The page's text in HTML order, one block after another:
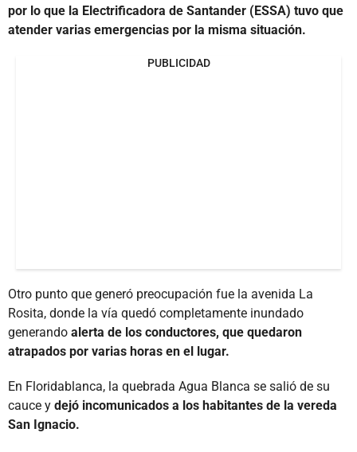
por lo que la Electrificadora de Santander (ESSA) tuvo que
atender varias emergencias por la misma situación.
PUBLICIDAD
Otro punto que generó preocupación fue la avenida La
Rosita, donde la vía quedó completamente inundado
generando alerta de los conductores, que quedaron
atrapados por varias horas en el lugar.
En Floridablanca, la quebrada Agua Blanca se salió de su
cauce y dejó incomunicados a los habitantes de la vereda
San Ignacio.